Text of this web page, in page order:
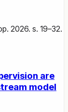
2026. s. 19–32.
are
model